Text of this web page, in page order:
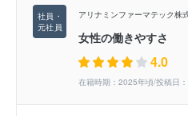
アリナミンファーマテック株
女性の働きやすさ
4.0
在籍時期：2025年頃/投稿日